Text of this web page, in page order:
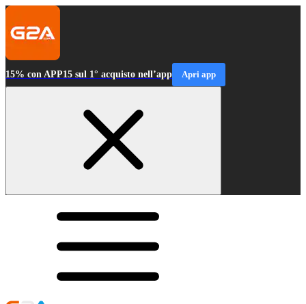
15% con APP15 sul 1° acquisto nell’app Apri app